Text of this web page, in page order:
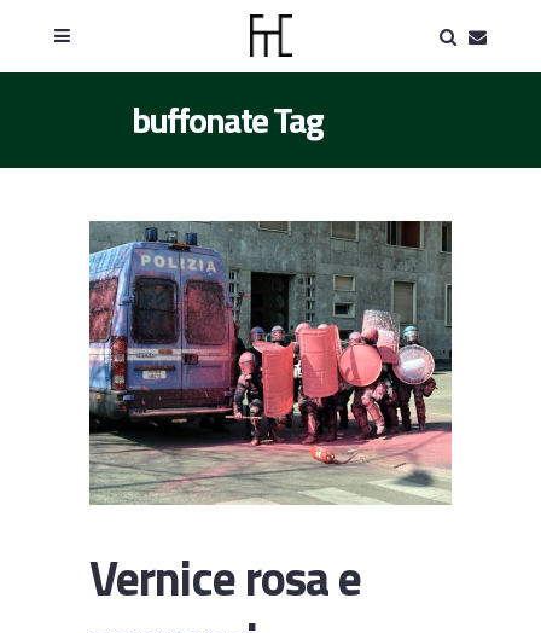
buffonate Tag
Vernice rosa e